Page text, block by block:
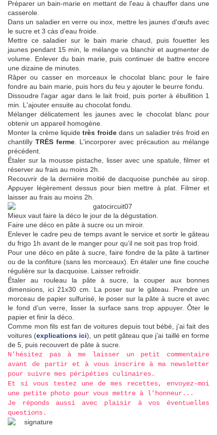
Préparer un bain-marie en mettant de l'eau à chauffer dans une
casserole.
Dans un saladier en verre ou inox, mettre les jaunes d'œufs avec
le sucre et 3 càs d'eau froide.
Mettre ce saladier sur le bain marie chaud, puis fouetter les
jaunes pendant 15 min, le mélange va blanchir et augmenter de
volume. Enlever du bain marie, puis continuer de battre encore
une dizaine de minutes.
Râper ou casser en morceaux le chocolat blanc pour le faire
fondre au bain marie, puis hors du feu y ajouter le beurre fondu.
Dissoudre l'agar agar dans le lait froid, puis porter à ébullition 1
min. L'ajouter ensuite au chocolat fondu.
Mélanger délicatement les jaunes avec le chocolat blanc pour
obtenir un appareil homogène.
Monter la crème liquidetrès froidedans un saladier très froid en
chantilly TRÈS ferme . L'incorporer avec précaution au mélange
précédent.
Étaler sur la mousse pistache, lisser avec une spatule, filmer et
réserver au frais au moins 2h.
Recouvrir de la dernière moitié de dacquoise punchée au sirop.
Appuyer légèrement dessus pour bien mettre à plat. Filmer et
laisser au frais au moins 2h.
Mieux vaut faire la déco le jour de la dégustation.
Faire une déco en pâte à sucre ou un miroir.
Enlever le cadre peu de temps avant le service et sortir le gâteau
du frigo 1h avant de le manger pour qu’il ne soit pas trop froid.
Pour une déco en pâte à sucre, faire fondre de la pâte à tartiner
ou de la confiture (sans les morceaux). En étaler une fine couche
régulière sur la dacquoise. Laisser refroidir.
Étaler au rouleau la pâte à sucre, la couper aux bonnes
dimensions, ici 21x30 cm. La poser sur le gâteau. Prendre un
morceau de papier sulfurisé, le poser sur la pâte à sucre et avec
le fond d’un verre, lisser la surface sans trop appuyer. Ôter le
papier et finir la déco.
Comme mon fils est fan de voitures depuis tout bébé, j’ai fait des
voitures (explications ici), un petit gâteau que j’ai taillé en forme
de 5, puis recouvert de pâte à sucre.
N'hésitez pas à me laisser un petit commentaire
avant de partir et à vous inscrire à ma newsletter
pour suivre mes péripéties culinaires.
Et si vous testez une de mes recettes, envoyez-moi
une petite photo pour vous mettre à l'honneur...
Je réponds aussi avec plaisir à vos éventuelles
questions.